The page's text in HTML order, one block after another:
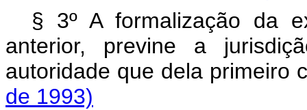
§ 3º A formalização da
anterior, previne a
autoridade que dela primeiro
de 1993)